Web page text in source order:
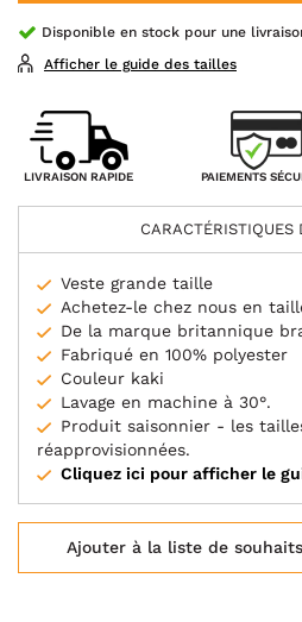
Disponible en stock pour une
Afficher le guide des tailles
LIVRAISON RAPIDE PAIEMENTS
CARACTÉRISTIQUES
Veste grande taille
Achetez-le chez nous en
De la marque britannique
Fabriqué en 100% polyester
Couleur kaki
Lavage en machine à 30°.
Produit saisonnier - les
réapprovisionnées.
Cliquez ici pour afficher le
Ajouter à la liste de souhaits